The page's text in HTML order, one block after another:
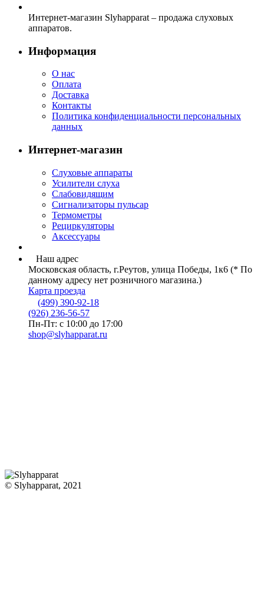
Интернет-магазин Slyhapparat – продажа слуховых
аппаратов.
Информация
О нас
Оплата
Доставка
Контакты
Политика конфиденциальности персональных
данных
Интернет-магазин
Слуховые аппараты
Усилители слуха
Слабовидящим
Сигнализаторы пульсар
Термометры
Рециркуляторы
Аксессуары
Наш адрес
Московская область, г.Реутов, улица Победы, 1к6 (* По
данному адресу нет розничного магазина.)
Карта проезда
(499) 390-92-18
(926) 236-56-57
Пн-Пт: с 10:00 до 17:00
shop@slyhapparat.ru
© Slyhapparat, 2021